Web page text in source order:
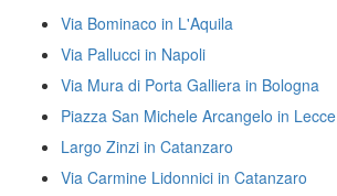
Via Bominaco in L'Aquila
Via Pallucci in Napoli
Via Mura di Porta Galliera in Bologna
Piazza San Michele Arcangelo in Lecce
Largo Zinzi in Catanzaro
Via Carmine Lidonnici in Catanzaro